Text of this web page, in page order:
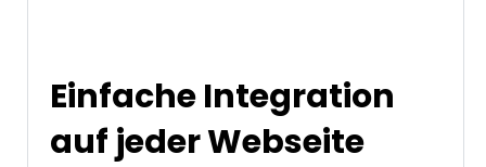
Einfache Integration
auf jeder Webseite